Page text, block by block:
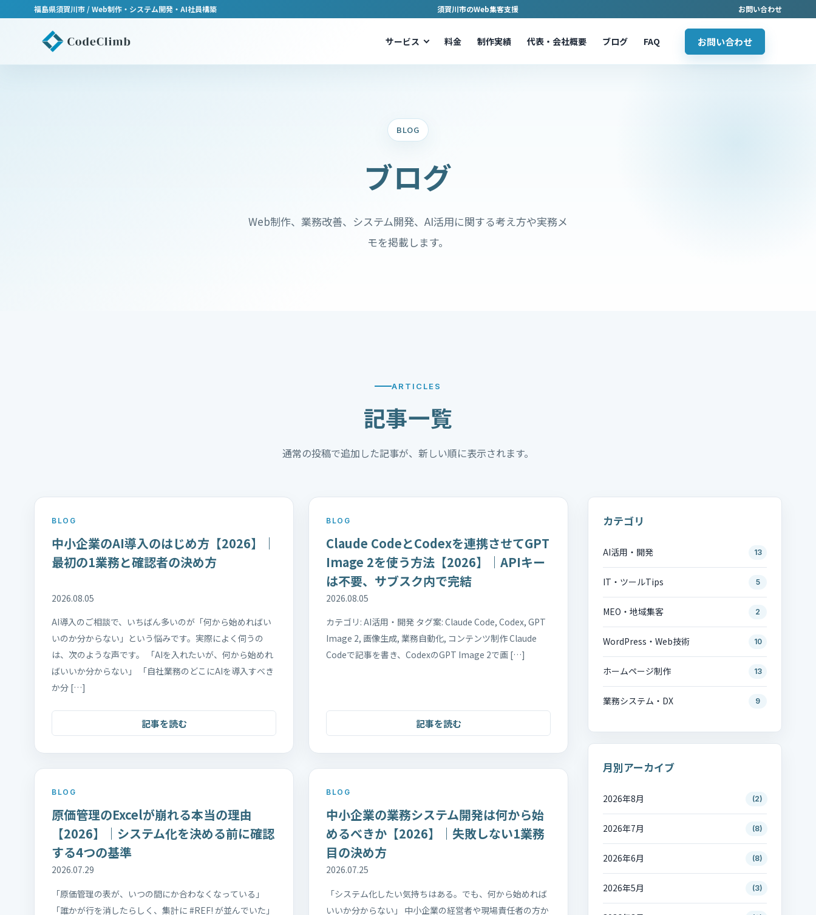
福島県須賀川市 / Web制作・システム開発・AI社員構築 須賀川市のWeb集客支援 お問い合わせ
サービス 料金 制作実績 代表・会社概要 ブログ FAQ お問い合わせ
BLOG
ブログ
Web制作、業務改善、システム開発、AI活用に関する考え方や実務メ
モを掲載します。
ARTICLES
記事一覧
通常の投稿で追加した記事が、新しい順に表示されます。
BLOG
中小企業のAI導入のはじめ方【2026】｜
最初の1業務と確認者の決め方
2026.08.05
AI導入のご相談で、いちばん多いのが「何から始めればい
いのか分からない」という悩みです。実際によく伺うの
は、次のような声です。 「AIを入れたいが、何から始めれ
ばいいか分からない」 「自社業務のどこにAIを導入すべき
か分 […]
記事を読む
BLOG
Claude CodeとCodexを連携させてGPT
Image 2を使う方法【2026】｜APIキー
は不要、サブスク内で完結
2026.08.05
カテゴリ: AI活用・開発 タグ案: Claude Code, Codex, GPT
Image 2, 画像生成, 業務自動化, コンテンツ制作 Claude
Codeで記事を書き、CodexのGPT Image 2で画 […]
記事を読む
BLOG
原価管理のExcelが崩れる本当の理由
【2026】｜システム化を決める前に確認
する4つの基準
2026.07.29
「原価管理の表が、いつの間にか合わなくなっている」
「誰かが行を消したらしく、集計に #REF! が並んでいた」
BLOG
中小企業の業務システム開発は何から始
めるべきか【2026】｜失敗しない1業務
目の決め方
2026.07.25
「システム化したい気持ちはある。でも、何から始めれば
いいか分からない」 中小企業の経営者や現場責任者の方か
カテゴリ
AI活用・開発 13
IT・ツールTips 5
MEO・地域集客 2
WordPress・Web技術 10
ホームページ制作 13
業務システム・DX 9
月別アーカイブ
2026年8月 (2)
2026年7月 (8)
2026年6月 (8)
2026年5月 (3)